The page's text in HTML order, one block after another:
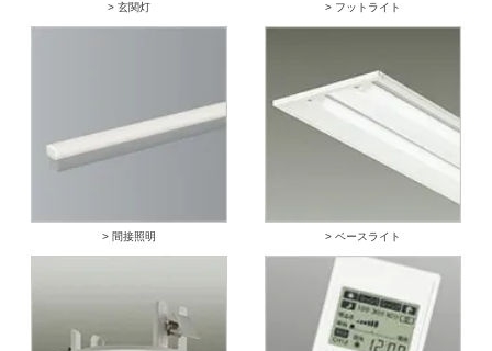
> 玄関灯 > フットライト
> 間接照明 > ベースライト